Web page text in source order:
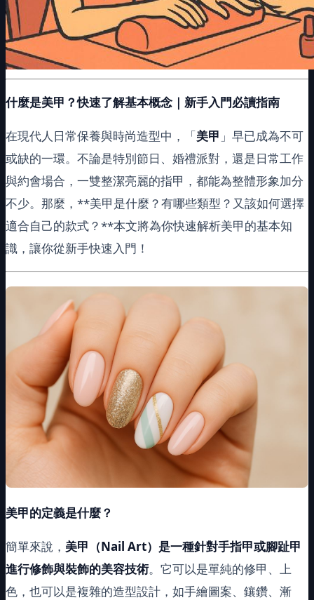
什麼是美甲？快速了解基本概念｜新手入門必讀指南
在現代人日常保養與時尚造型中，「美甲 」早已成為不可
或缺的一環。不論是特別節日、婚禮派對，還是日常工作
與約會場合，一雙整潔亮麗的指甲，都能為整體形象加分
不少。那麼，**美甲是什麼？有哪些類型？又該如何選擇
適合自己的款式？**本文將為你快速解析美甲的基本知
識，讓你從新手快速入門！
美甲的定義是什麼？
簡單來說， 美甲（Nail Art）是一種針對手指甲或腳趾甲
進行修飾與裝飾的美容技術。它可以是單純的修甲、上
色，也可以是複雜的造型設計，如手繪圖案、鑲鑽、漸